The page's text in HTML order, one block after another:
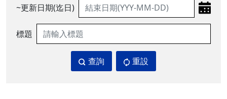
~更新日期(迄日)
標題
查詢 重設